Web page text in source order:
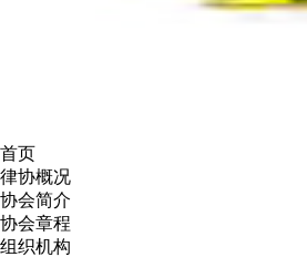
首页
律协概况
协会简介
协会章程
组织机构